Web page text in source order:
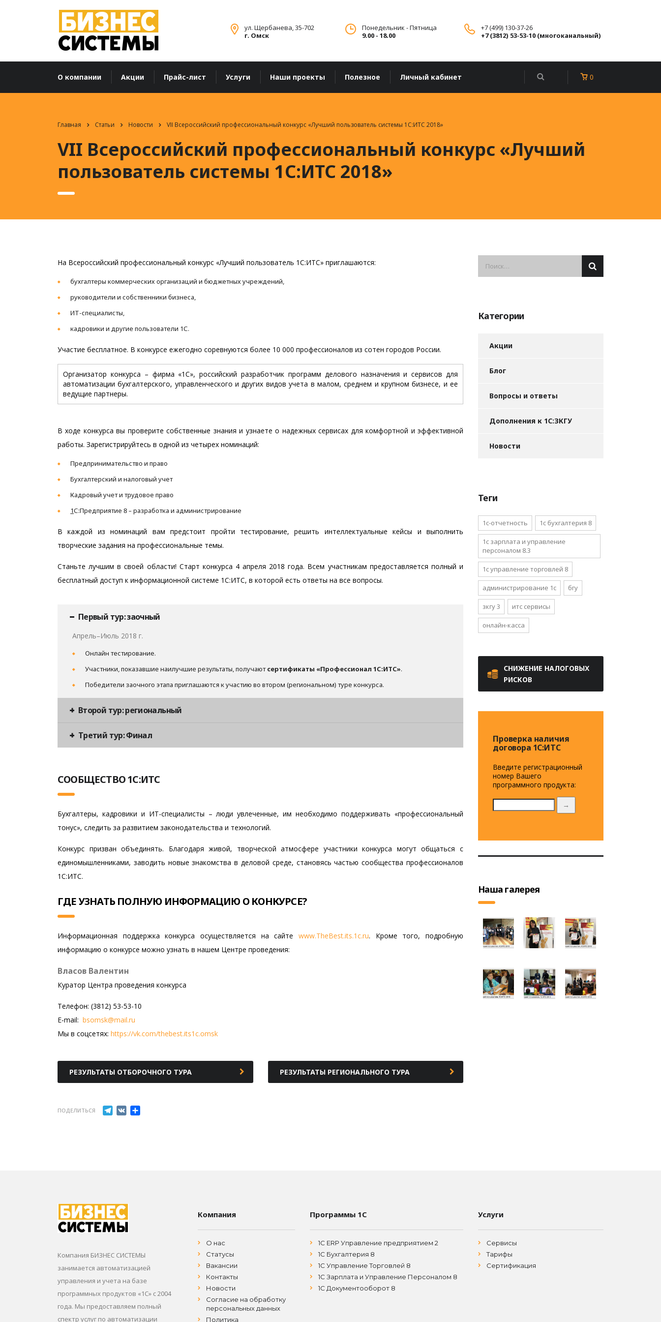
+7 (499) 130-37-26
+7 (3812) 53-53-10 (многоканальный)
Понедельник - Пятница
9.00 - 18.00
ул. Щербанева, 35-702
г. Омск
О компании Акции Прайс-лист Услуги Наши проекты Полезное Личный кабинет 0
Главная Статьи Новости VII Всероссийский профессиональный конкурс «Лучший пользователь системы 1С:ИТС 2018»
VII Всероссийский профессиональный конкурс «Лучший
пользователь системы 1С:ИТС 2018»
На Всероссийский профессиональный конкурс «Лучший пользователь 1С:ИТС» приглашаются:
бухгалтеры коммерческих организаций и бюджетных учреждений,
руководители и собственники бизнеса,
ИТ-специалисты,
кадровики и другие пользователи 1С.
Участие бесплатное. В конкурсе ежегодно соревнуются более 10 000 профессионалов из сотен городов России.
Организатор конкурса – фирма «1С», российский разработчик программ делового назначения и сервисов для
автоматизации бухгалтерского, управленческого и других видов учета в малом, среднем и крупном бизнесе, и ее
ведущие партнеры.
В ходе конкурса вы проверите собственные знания и узнаете о надежных сервисах для комфортной и эффективной
работы. Зарегистрируйтесь в одной из четырех номинаций:
Предпринимательство и право
Бухгалтерский и налоговый учет
Кадровый учет и трудовое право
1С:Предприятие 8 – разработка и администрирование
В каждой из номинаций вам предстоит пройти тестирование, решить интеллектуальные кейсы и выполнить
творческие задания на профессиональные темы.
Станьте лучшим в своей области! Старт конкурса 4 апреля 2018 года. Всем участникам предоставляется полный и
бесплатный доступ к информационной системе 1С:ИТС, в которой есть ответы на все вопросы.
Первый тур: заочный
Апрель–Июль 2018 г.
Онлайн тестирование.
Участники, показавшие наилучшие результаты, получаютсертификаты «Профессионал 1С:ИТС».
Победители заочного этапа приглашаются к участию во втором (региональном) туре конкурса.
Второй тур: региональный
Третий тур: Финал
СООБЩЕСТВО 1С:ИТС
Бухгалтеры, кадровики и ИТ-специалисты – люди увлеченные, им необходимо поддерживать «профессиональный
тонус», следить за развитием законодательства и технологий.
Конкурс призван объединять. Благодаря живой, творческой атмосфере участники конкурса могут общаться с
единомышленниками, заводить новые знакомства в деловой среде, становясь частью сообщества профессионалов
1С:ИТС.
ГДЕ УЗНАТЬ ПОЛНУЮ ИНФОРМАЦИЮ О КОНКУРСЕ?
Информационная поддержка конкурса осуществляется на сайте www.TheBest.its.1c.ru. Кроме того, подробную
информацию о конкурсе можно узнать в нашем Центре проведения:
Власов Валентин
Куратор Центра проведения конкурса
Телефон: (3812) 53-53-10
E-mail: bsomsk@mail.ru
Мы в соцсетях: https://vk.com/thebest.its1c.omsk
РЕЗУЛЬТАТЫ ОТБОРОЧНОГО ТУРА РЕЗУЛЬТАТЫ РЕГИОНАЛЬНОГО ТУРА
ПОДЕЛИТЬСЯ Telegram
VK
Категории
Акции
Блог
Вопросы и ответы
Дополнения к 1С:ЗКГУ
Новости
Теги
1с-отчетность 1с бухгалтерия 8
1с зарплата и управление
персоналом 8.3
1с управление торговлей 8
администрирование 1с бгу
зкгу 3 итс сервисы
онлайн-касса
СНИЖЕНИЕ НАЛОГОВЫХ
РИСКОВ
Проверка наличия
договора 1C:ИТС
Введите регистрационный
номер Вашего
программного продукта:
→
Наша галерея
Компания БИЗНЕС СИСТЕМЫ
занимается автоматизацией
управления и учета на базе
программных продуктов «1С» с 2004
года. Мы предоставляем полный
спектр услуг по автоматизации
Компания
О нас
Статусы
Вакансии
Контакты
Новости
Согласие на обработку
персональных данных
Политика
Программы 1С
1С ERP Управление предприятием 2
1С Бухгалтерия 8
1С Управление Торговлей 8
1С Зарплата и Управление Персоналом 8
1С Документооборот 8
Услуги
Сервисы
Тарифы
Сертификация